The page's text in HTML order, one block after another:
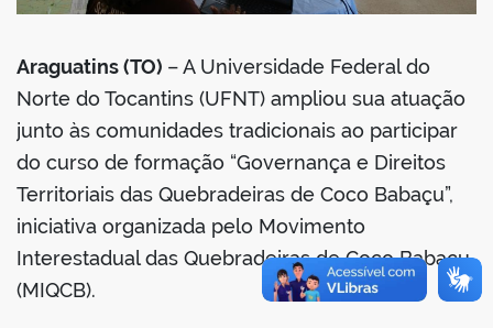
Araguatins (TO) – A Universidade Federal do
Norte do Tocantins (UFNT) ampliou sua atuação
junto às comunidades tradicionais ao participar
do curso de formação “Governança e Direitos
Territoriais das Quebradeiras de Coco Babaçu”,
iniciativa organizada pelo Movimento
Interestadual das Quebradeiras de Coco Babaçu
(MIQCB).